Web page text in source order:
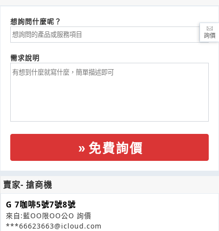
想詢問什麼呢？
需求說明
免費詢價
賣家- 搶商機
G 7咖啡5號7號8號
來自:藍OO限OO公O 詢價
***66623663@icloud.com
詢價